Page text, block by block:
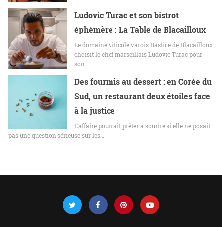
Ludovic Turac et son bistrot
éphémère : La Table de Blacailloux
Le domaine viticole varois Bastide de Blacailloux
choisit le chef marseillais Ludovic Turac pour
son…
Des fourmis au dessert : en Corée du
Sud, un restaurant deux étoiles face
à la justice
L’affaire pourrait prêter à sourire si elle ne posait
pas une question sérieuse sur les…